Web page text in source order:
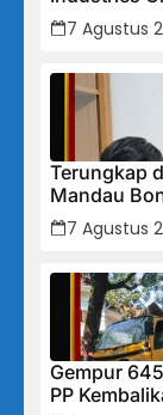
Klaim Rugi,
Tunjukkan
7 Agustus
Terungkap
Mandau
di Air
7 Agustus
Gempur
PP